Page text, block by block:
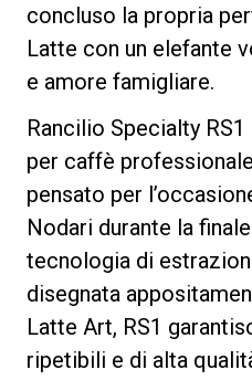
concluso la propria
Latte con un elefante
e amore famigliare.
Rancilio Specialty
per caffè
pensato per
Nodari durante la
tecnologia di
disegnata
Latte Art, RS1
ripetibili e di alta